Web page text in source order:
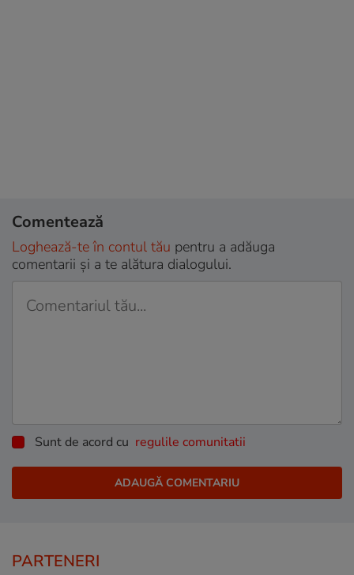
Comentează
Loghează-te în contul tău pentru a adăuga
comentarii și a te alătura dialogului.
Sunt de acord cu regulile comunitatii
PARTENERI